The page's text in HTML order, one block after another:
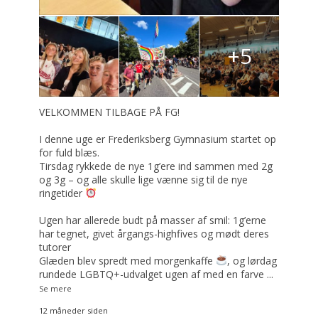
+5
VELKOMMEN TILBAGE PÅ FG!
I denne uge er Frederiksberg Gymnasium startet op
for fuld blæs.
Tirsdag rykkede de nye 1g’ere ind sammen med 2g
og 3g – og alle skulle lige vænne sig til de nye
ringetider
Ugen har allerede budt på masser af smil: 1g’erne
har tegnet, givet årgangs-highfives og mødt deres
tutorer
Glæden blev spredt med morgenkaffe
, og lørdag
rundede LGBTQ+-udvalget ugen af med en farve ...
Se mere
12 måneder siden